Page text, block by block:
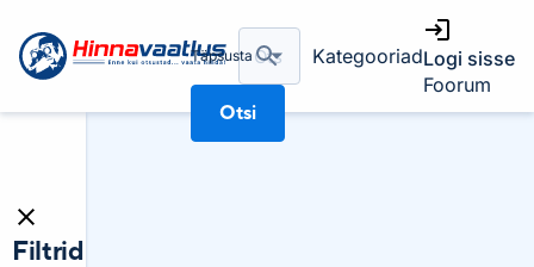
Täpsusta
Otsi
KategooriadLogi sisse
Foorum
Filtrid